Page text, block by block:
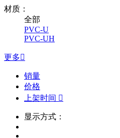
材质：
全部
PVC-U
PVC-UH
更多
销量
价格
上架时间 
显示方式：